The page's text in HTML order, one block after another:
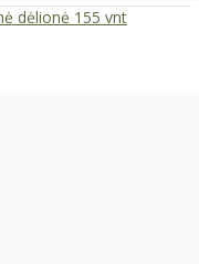
dėlionė 155 vnt